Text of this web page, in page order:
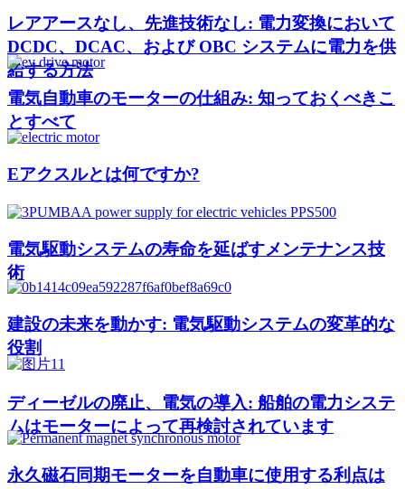
レアアースなし、先進技術なし: 電力変換において
DCDC、DCAC、および OBC システムに電力を供
給する方法
電気自動車のモーターの仕組み: 知っておくべきこ
とすべて
Eアクスルとは何ですか?
電気駆動システムの寿命を延ばすメンテナンス技
術
建設の未来を動かす: 電気駆動システムの変革的な
役割
ディーゼルの廃止、電気の導入: 船舶の電力システ
ムはモーターによって再検討されています
永久磁石同期モーターを自動車に使用する利点は